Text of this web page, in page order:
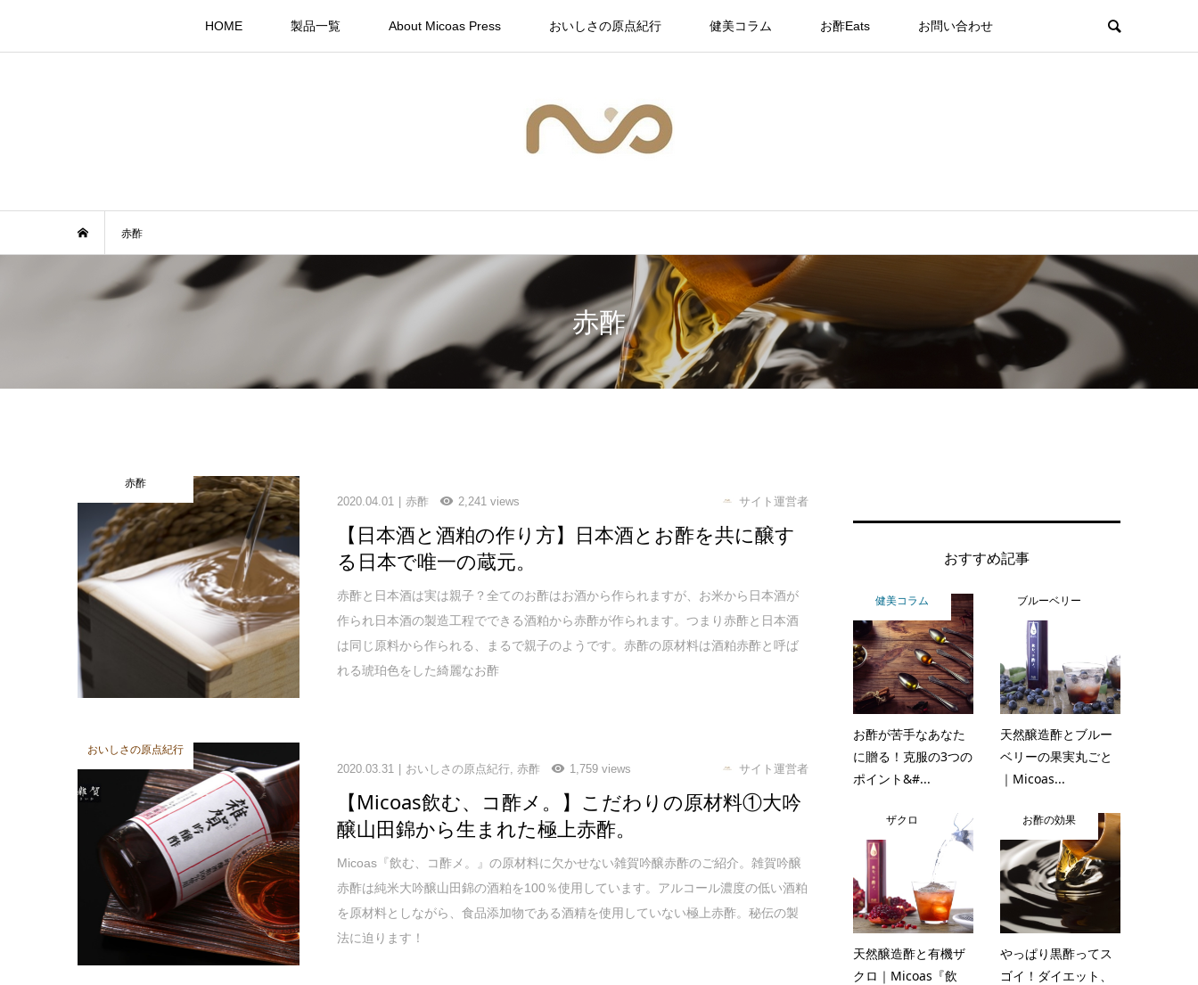
HOME 製品一覧 About Micoas Press おいしさの原点紀行 健美コラム お酢Eats お問い合わせ
赤酢
赤酢
赤酢
2020.04.01 赤酢 2,241 views サイト運営者
【日本酒と酒粕の作り方】日本酒とお酢を共に醸す
る日本で唯一の蔵元。
赤酢と日本酒は実は親子？全てのお酢はお酒から作られますが、お米から日本酒が
作られ日本酒の製造工程でできる酒粕から赤酢が作られます。つまり赤酢と日本酒
は同じ原料から作られる、まるで親子のようです。赤酢の原材料は酒粕赤酢と呼ば
れる琥珀色をした綺麗なお酢
おいしさの原点紀行
2020.03.31 おいしさの原点紀行 ,赤酢 1,759 views サイト運営者
【Micoas飲む、コ酢メ。】こだわりの原材料①大吟
醸山田錦から生まれた極上赤酢。
Micoas『飲む、コ酢メ。』の原材料に欠かせない雑賀吟醸赤酢のご紹介。雑賀吟醸
赤酢は純米大吟醸山田錦の酒粕を100％使用しています。アルコール濃度の低い酒粕
を原材料としながら、食品添加物である酒精を使用していない極上赤酢。秘伝の製
法に迫ります！
おすすめ記事
健美コラム
お酢が苦手なあなた
に贈る！克服の3つの
ポイント&#...
ブルーベリー
天然醸造酢とブルー
ベリーの果実丸ごと
｜Micoas...
ザクロ
天然醸造酢と有機ザ
クロ｜Micoas『飲
お酢の効果
やっぱり黒酢ってス
ゴイ！ダイエット、